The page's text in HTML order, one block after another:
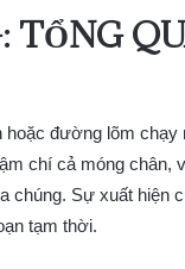
TỔNG
đường lõm chạy
chí cả móng chân,
chúng. Sự xuất hiện
tạm thời.